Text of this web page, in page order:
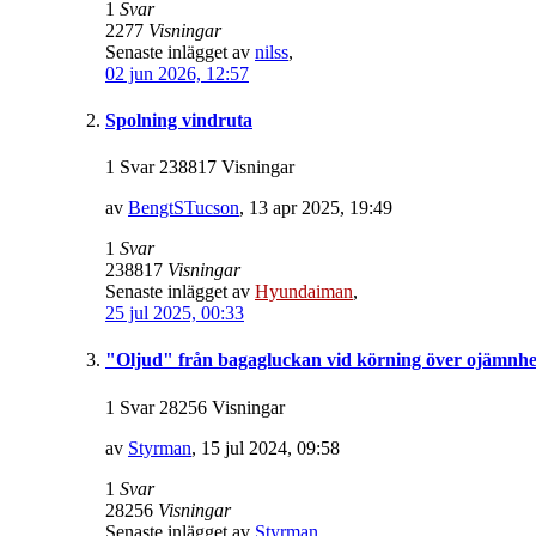
1 Svar
2277 Visningar
Senaste inlägget av nilss,
02 jun 2026, 12:57
Spolning vindruta
1 Svar 238817 Visningar
av BengtSTucson, 13 apr 2025, 19:49
1 Svar
238817 Visningar
Senaste inlägget av Hyundaiman,
25 jul 2025, 00:33
"Oljud" från bagagluckan vid körning över
1 Svar 28256 Visningar
av Styrman, 15 jul 2024, 09:58
1 Svar
28256 Visningar
Senaste inlägget av Styrman